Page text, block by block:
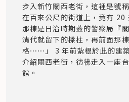
步入新竹關西老街，這裡是號
在百來公尺的街道上，竟有 20
那棟是日治時期蓋的警察局『
清代就留下的樑柱，再前面那
格⋯⋯」 3 年前紮根於此的建
介紹關西老街，彷彿走入一座
館。